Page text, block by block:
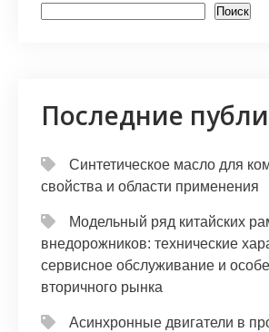
A
a
kl
ni
ki
а
т
ь
Поиск
Последние
Синтетическое масло для
свойства и области применения
Модельный ряд китайских
внедорожников: технические
сервисное обслуживание и
вторичного рынка
Асинхронные двигатели в